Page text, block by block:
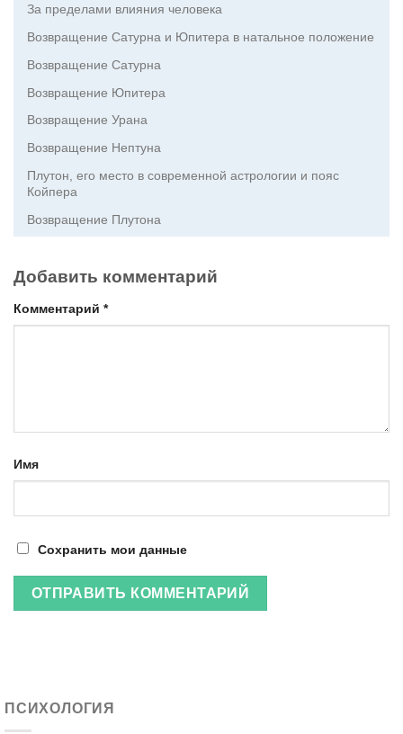
За пределами влияния человека
Возвращение Сатурна и Юпитера в натальное положение
Возвращение Сатурна
Возвращение Юпитера
Возвращение Урана
Возвращение Нептуна
Плутон, его место в современной астрологии и пояс
Койпера
Возвращение Плутона
Добавить комментарий
Комментарий *
Имя
Сохранить мои данные
ПСИХОЛОГИЯ